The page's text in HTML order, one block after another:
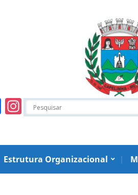
Facebook
Instagram
Estrutura Organizacional